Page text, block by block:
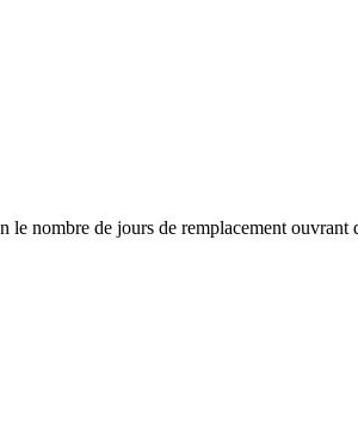
le nombre de jours de remplacement